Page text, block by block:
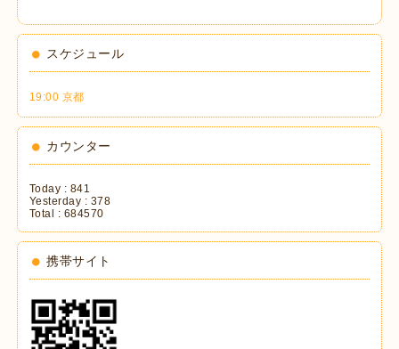
スケジュール
19:00 京都
カウンター
Today : 841
Yesterday : 378
Total : 684570
携帯サイト